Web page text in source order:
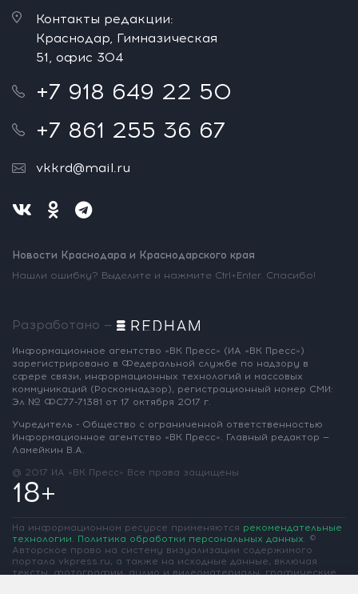
Контакты редакции:
Краснодар, Гимназическая
51, офис 304
+7 918 649 22 50
+7 861 255 36 67
vkkrd@mail.ru
Новости Краснодара и Краснодарского края
Нашли ошибку? Выделите и нажмите Ctrl+Enter. Спасибо!
Разработано —
Информационное агентство «ВК Пресс» (ИА «ВК Пресс»)
зарегистрировано в Федеральной службе по надзору в
сфере связи, информационных технологий и массовых
коммуникаций (Роскомнадзор), регистрационный номер СМИ:
Эл № ФС77-71381 от 17 октября 2017 г.
Учредитель - Общество с ограниченной ответственностью
Информационное агентство «ВК Пресс». Главный редактор —
Ламейкин В.А.
@ 2017 ИА «ВК Пресс» Все права защищены
18+
На информационном ресурсе применяются рекомендательные
технологии. Политика обработки персональных данных. ©
Авторское право на систему визуализации содержимого
портала vkpress.ru, а также на исходные данные, включая
тексты, фотографии, аудио и видеоматериалы, графические